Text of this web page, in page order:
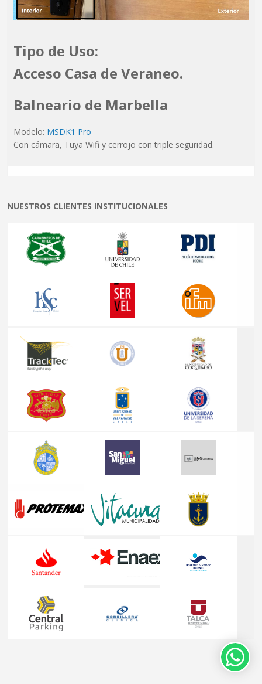
Tipo de Uso:
Acceso Casa de Veraneo.
Balneario de Marbella
Modelo: MSDK1 Pro
Con cámara, Tuya Wifi y cerrojo con triple seguridad.
NUESTROS CLIENTES INSTITUCIONALES